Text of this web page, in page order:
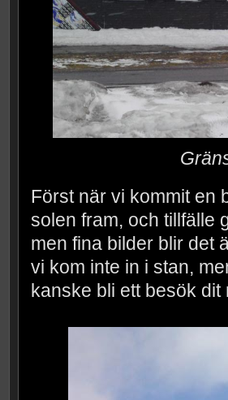
Först när vi kommit en
solen fram, och tillfälle
men fina bilder blir det
vi kom inte in i stan,
kanske bli ett besök